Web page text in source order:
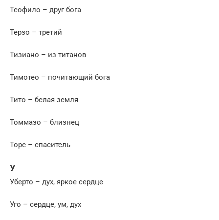
Теофило – друг бога
Терзо – третий
Тизиано – из титанов
Тимотео – почитающий бога
Тито – белая земля
Томмазо – близнец
Торе – спаситель
У
Уберто – дух, яркое сердце
Уго – сердце, ум, дух